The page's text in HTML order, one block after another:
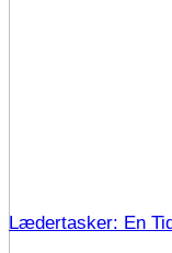
Lædertasker: En